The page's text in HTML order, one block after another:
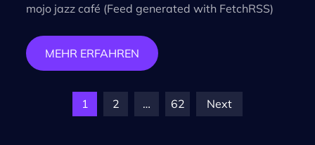
mojo jazz café (Feed generated with FetchRSS)
MEHR ERFAHREN
Posts
1 2 … 62 Next